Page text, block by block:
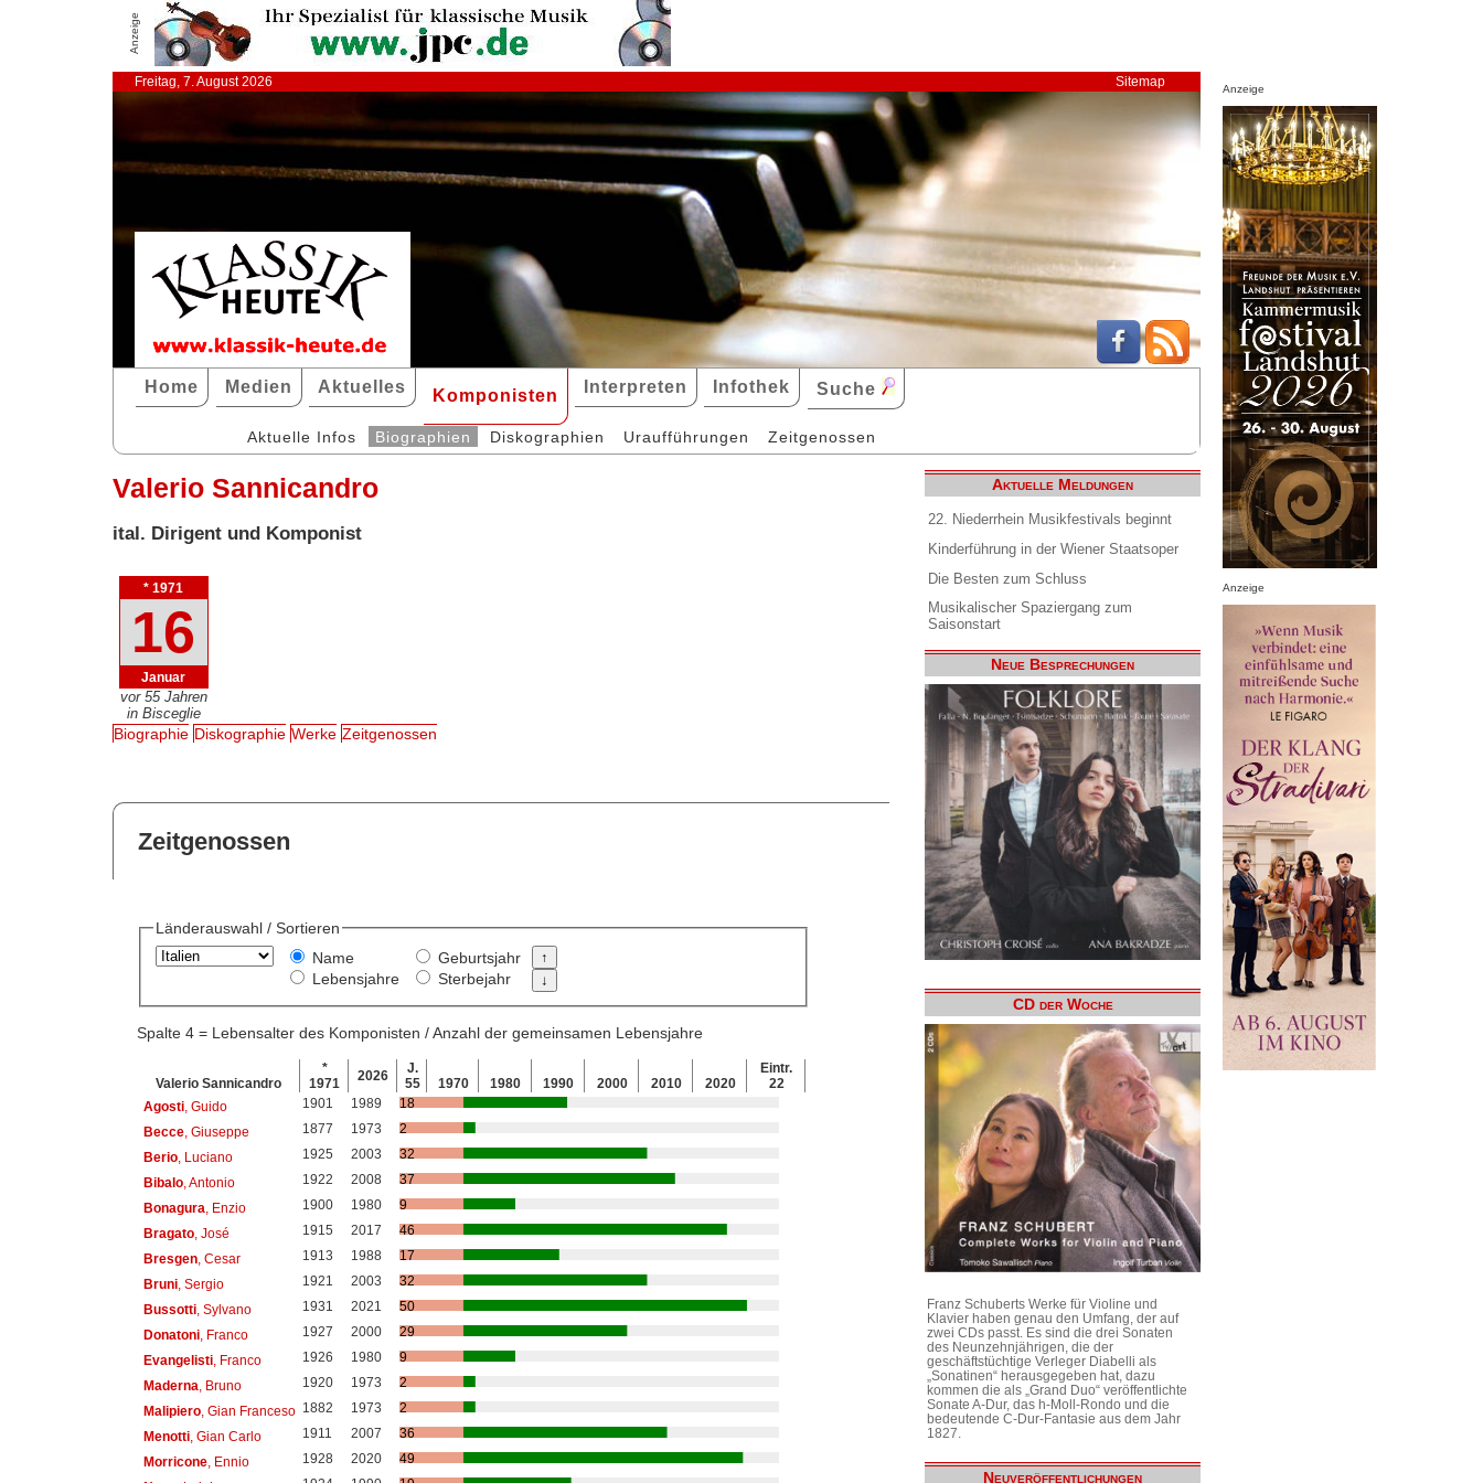
Anzeige
Freitag, 7. August 2026 Sitemap
Home Medien Aktuelles Komponisten Interpreten Infothek Suche
Aktuelle Infos Biographien Diskographien Uraufführungen Zeitgenossen
Valerio Sannicandro
ital. Dirigent und Komponist
* 1971
16
Januar
vor 55 Jahren
in Bisceglie
Biographie Diskographie Werke Zeitgenossen
Zeitgenossen
Länderauswahl / Sortieren
Name
Lebensjahre
Geburtsjahr
Sterbejahr
Spalte 4 = Lebensalter des Komponisten / Anzahl der gemeinsamen Lebensjahre
Valerio Sannicandro
*
1971
2026
J.
55
1970 1980 1990 2000 2010 2020
Eintr.
22
Agosti, Guido 1901 1989
18
Becce, Giuseppe 1877 1973
2
Berio, Luciano 1925 2003
32
Bibalo, Antonio 1922 2008
37
Bonagura , Enzio 1900 1980
9
Bragato, José 1915 2017
46
Bresgen, Cesar 1913 1988
17
Bruni, Sergio 1921 2003
32
Bussotti, Sylvano 1931 2021
50
Donatoni, Franco 1927 2000
29
Evangelisti, Franco 1926 1980
9
Maderna , Bruno 1920 1973
2
Malipiero, Gian Franceso 1882 1973
2
Menotti, Gian Carlo 1911 2007
36
Morricone, Ennio 1928 2020
49
Aktuelle Meldungen
22. Niederrhein Musikfestivals beginnt
Kinderführung in der Wiener Staatsoper
Die Besten zum Schluss
Musikalischer Spaziergang zum
Saisonstart
Neue Besprechungen
CD der Woche
Franz Schuberts Werke für Violine und
Klavier haben genau den Umfang, der auf
zwei CDs passt. Es sind die drei Sonaten
des Neunzehnjährigen, die der
geschäftstüchtige Verleger Diabelli als
„Sonatinen“ herausgegeben hat, dazu
kommen die als „Grand Duo“ veröffentlichte
Sonate A-Dur, das h-Moll-Rondo und die
bedeutende C-Dur-Fantasie aus dem Jahr
1827.
Neuveröffentlichungen
Anzeige
Anzeige